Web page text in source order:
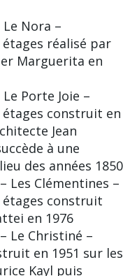
Nora –
réalisé par
Marguerita en
Porte Joie –
construit en
Jean
à une
des années 1850
Les Clémentines –
étages construit
en 1976
Le Christiné –
en 1951 sur les
Kayl puis